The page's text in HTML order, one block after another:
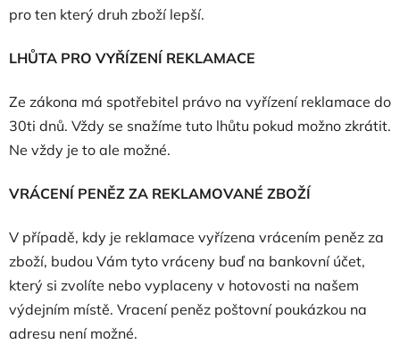
pro ten který druh zboží lepší.
LHŮTA PRO VYŘÍZENÍ REKLAMACE
Ze zákona má spotřebitel právo na vyřízení reklamace do
30ti dnů. Vždy se snažíme tuto lhůtu pokud možno zkrátit.
Ne vždy je to ale možné.
VRÁCENÍ PENĚZ ZA REKLAMOVANÉ ZBOŽÍ
V případě, kdy je reklamace vyřízena vrácením peněz za
zboží, budou Vám tyto vráceny buď na bankovní účet,
který si zvolíte nebo vyplaceny v hotovosti na našem
výdejním místě. Vracení peněz poštovní poukázkou na
adresu není možné.